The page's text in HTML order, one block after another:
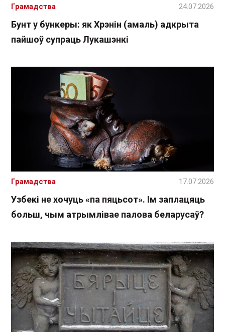
Бунт у бункеры: як Хрэнін (амаль) адкрыта
пайшоў супраць Лукашэнкі
Грамадства 24.07.2026
Узбекі не хочуць «па пяцьсот». Ім заплацяць
больш, чым атрымлівае палова беларусаў?
Грамадства 17.07.2026